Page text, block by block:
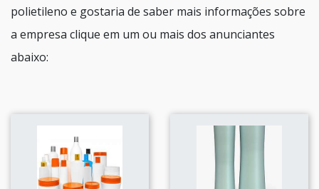
polietileno e gostaria de saber mais informações sobre
a empresa clique em um ou mais dos anunciantes
abaixo: